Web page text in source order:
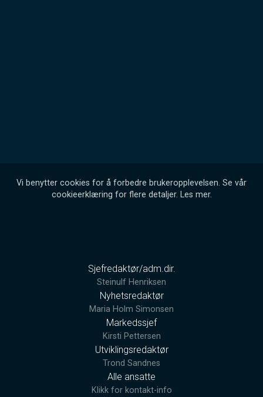
Vi benytter cookies for å forbedre brukeropplevelsen. Se vår
cookieerklæring for flere detaljer. Les mer.
Sjefredaktør/adm.dir.
Steinulf Henriksen
Nyhetsredaktør
Maria Holm Simonsen
Markedssjef
Kirsti Pettersen
Utviklingsredaktør
Trond Sandnes
Alle ansatte
Klikk for kontakt-info